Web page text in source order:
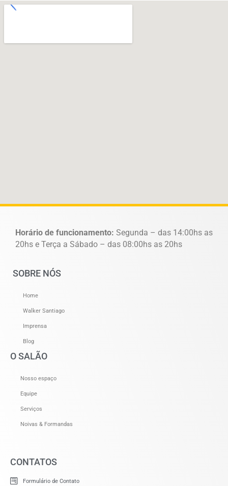
Horário de funcionamento: Segunda – das 14:00hs as
20hs e Terça a Sábado – das 08:00hs as 20hs
SOBRE NÓS
Home
Walker Santiago
Imprensa
Blog
O SALÃO
Nosso espaço
Equipe
Serviços
Noivas & Formandas
CONTATOS
Formulário de Contato